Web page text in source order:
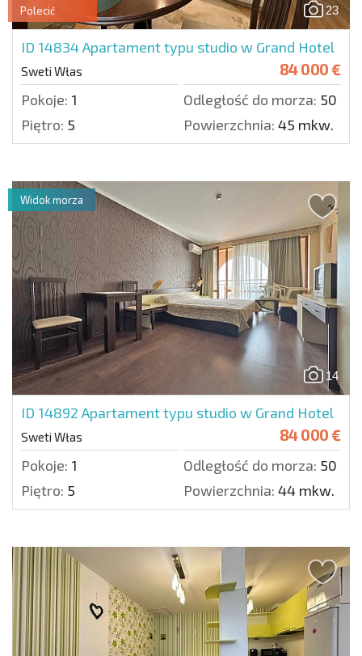
23
Polecić
ID 14834Apartament typu studio w Grand Hotel
Sweti Włas 84 000 €
Pokoje: 1 Odległość do morza: 50 m.
Piętro: 5 Powierzchnia: 45 mkw.
14
ID 14892 Apartament typu studio w Grand Hotel
Sweti Włas 84 000 €
Pokoje: 1 Odległość do morza: 50 m.
Piętro: 5 Powierzchnia: 44 mkw.
Widok morza